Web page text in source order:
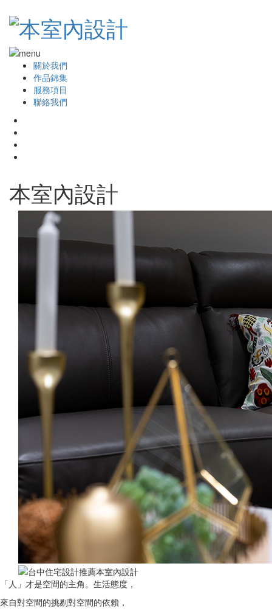
關於我們
作品錦集
服務項目
聯絡我們
本室內設計
「人」才是空間的主角。生活態度，
來自對空間的挑剔對空間的依賴，